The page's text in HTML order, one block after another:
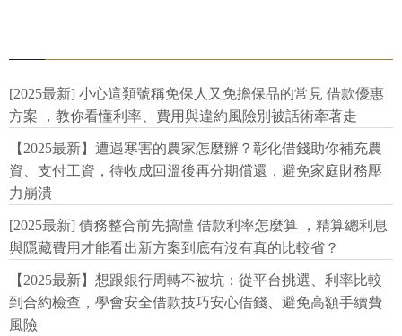
[2025最新] 小心這類號稱免保人又免擔保品的常見 借款優惠
方案 ，教你看懂利率、費用與違約風險別被話術牽著走
【2025最新】遭遇寒害的農家怎麼辦？彰化借錢助你補充農
資、支付工資，待收成回溫後再分期償還，避免家庭財務壓
力崩潰
[2025最新] 債務整合前先搞懂 借款利率怎麼算 ，精算總利息
與隱藏費用才能看出新方案到底有沒有真的比較省？
【2025最新】想跟銀行周轉不被坑：從平台挑選、利率比較
到合約檢查，學會安全借款技巧安心借錢、避免高額手續費
風險